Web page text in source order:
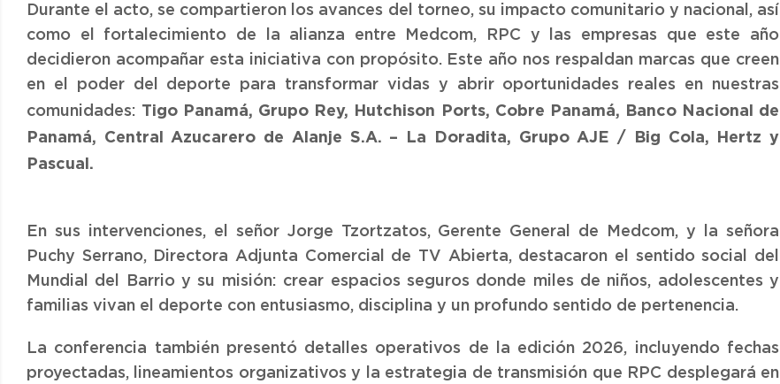
Durante el acto, se compartieron los avances del torneo, su impacto comunitario y nacional, así
como el fortalecimiento de la alianza entre Medcom, RPC y las empresas que este año
decidieron acompañar esta iniciativa con propósito. Este año nos respaldan marcas que creen
en el poder del deporte para transformar vidas y abrir oportunidades reales en nuestras
comunidades: Tigo Panamá, Grupo Rey, Hutchison Ports, Cobre Panamá, Banco Nacional de
Panamá, Central Azucarero de Alanje S.A. – La Doradita, Grupo AJE / Big Cola, Hertz y
Pascual.
En sus intervenciones, el señor Jorge Tzortzatos, Gerente General de Medcom, y la señora
Puchy Serrano, Directora Adjunta Comercial de TV Abierta, destacaron el sentido social del
Mundial del Barrio y su misión: crear espacios seguros donde miles de niños, adolescentes y
familias vivan el deporte con entusiasmo, disciplina y un profundo sentido de pertenencia.
La conferencia también presentó detalles operativos de la edición 2026, incluyendo fechas
proyectadas, lineamientos organizativos y la estrategia de transmisión que RPC desplegará en